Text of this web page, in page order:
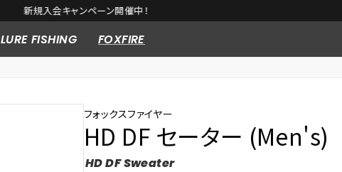
新規入会キャンペーン開催中！
LURE FISHING FOXFIRE
フォックスファイヤー
HD DF セーター (Men's)
HD DF Sweater